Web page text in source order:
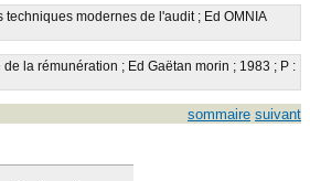
techniques modernes de l'audit ; Ed OMNIA
la rémunération ; Ed Gaëtan morin ; 1983 ; P :
sommaire suivant